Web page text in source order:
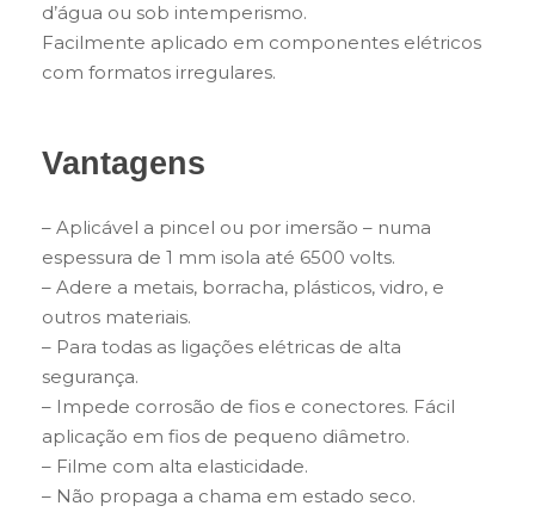
d’água ou sob intemperismo.
Facilmente aplicado em componentes elétricos
com formatos irregulares.
Vantagens
– Aplicável a pincel ou por imersão – numa
espessura de 1 mm isola até 6500 volts.
– Adere a metais, borracha, plásticos, vidro, e
outros materiais.
– Para todas as ligações elétricas de alta
segurança.
– Impede corrosão de fios e conectores. Fácil
aplicação em fios de pequeno diâmetro.
– Filme com alta elasticidade.
– Não propaga a chama em estado seco.